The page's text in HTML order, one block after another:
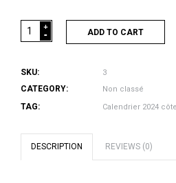
-
Calendrier
2024
côte
de
+
ADD TO CART
SKU: 3
CATEGORY: Non classé
TAG: Calendrier 2024
DESCRIPTION REVIEWS (0)